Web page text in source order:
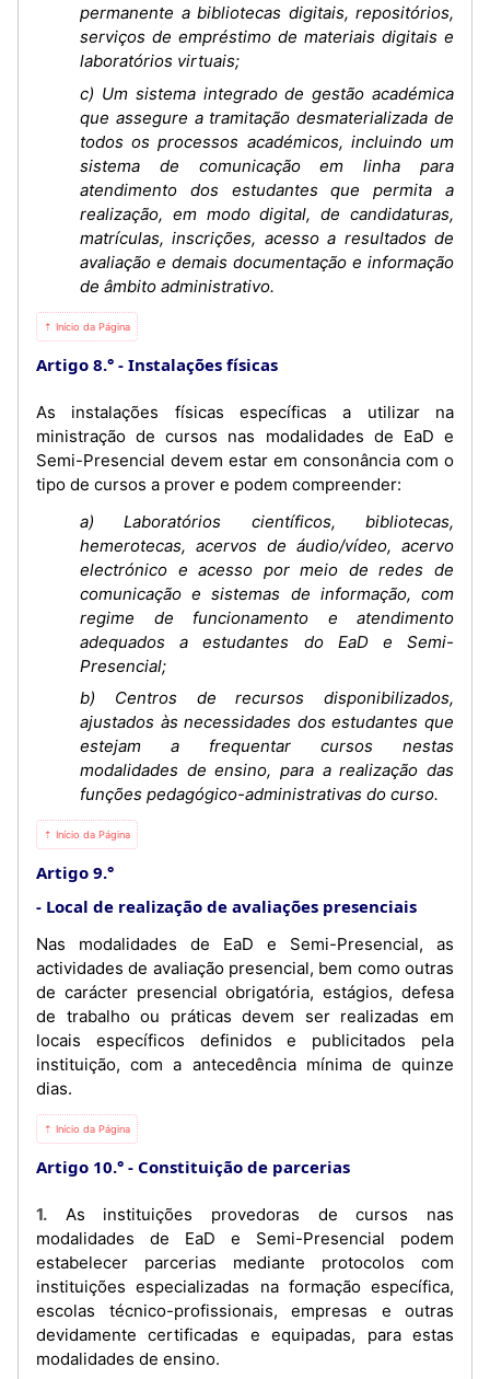
permanente a bibliotecas digitais, repositórios,
serviços de empréstimo de materiais digitais e
laboratórios virtuais;
c) Um sistema integrado de gestão académica
que assegure a tramitação desmaterializada de
todos os processos académicos, incluindo um
sistema de comunicação em linha para
atendimento dos estudantes que permita a
realização, em modo digital, de candidaturas,
matrículas, inscrições, acesso a resultados de
avaliação e demais documentação e informação
de âmbito administrativo.
⇡ Início da Página
Artigo 8.° Instalações físicas
As instalações físicas específicas a utilizar na
ministração de cursos nas modalidades de EaD e
Semi-Presencial devem estar em consonância com o
tipo de cursos a prover e podem compreender:
a) Laboratórios científicos, bibliotecas,
hemerotecas, acervos de áudio/vídeo, acervo
electrónico e acesso por meio de redes de
comunicação e sistemas de informação, com
regime de funcionamento e atendimento
adequados a estudantes do EaD e Semi-
Presencial;
b) Centros de recursos disponibilizados,
ajustados às necessidades dos estudantes que
estejam a frequentar cursos nestas
modalidades de ensino, para a realização das
funções pedagógico-administrativas do curso.
⇡ Início da Página
Artigo 9.°
Local de realização de avaliações presenciais
Nas modalidades de EaD e Semi-Presencial, as
actividades de avaliação presencial, bem como outras
de carácter presencial obrigatória, estágios, defesa
de trabalho ou práticas devem ser realizadas em
locais específicos definidos e publicitados pela
instituição, com a antecedência mínima de quinze
dias.
⇡ Início da Página
Artigo 10.° Constituição de parcerias
1. As instituições provedoras de cursos nas
modalidades de EaD e Semi-Presencial podem
estabelecer parcerias mediante protocolos com
instituições especializadas na formação específica,
escolas técnico-profissionais, empresas e outras
devidamente certificadas e equipadas, para estas
modalidades de ensino.